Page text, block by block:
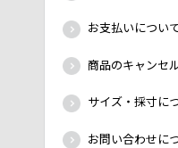
お支払いについ
商品のキャンセ
サイズ・採寸に
お問い合わせに